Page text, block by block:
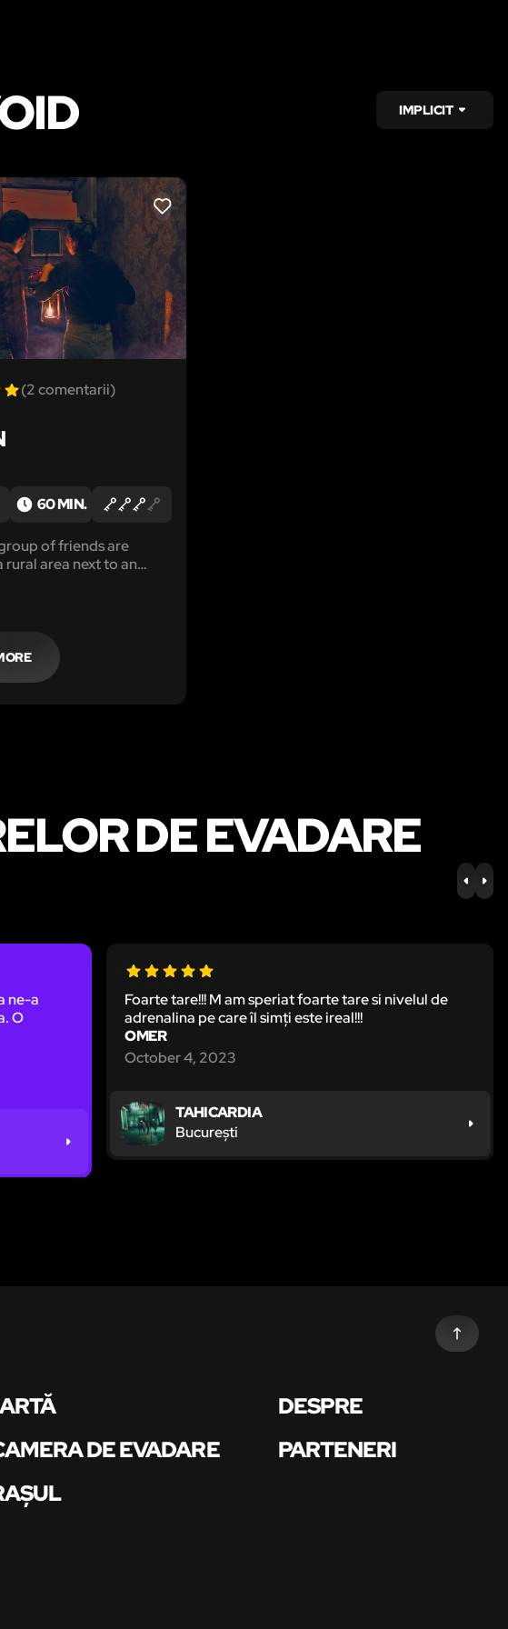
IMPLICIT
LIKE
(2 comentarii)
60 MIN.
of friends are
rural area next to an
DE EVADARE
PREV
ne-a
O
Foarte tare!!! M am speriat foarte tare si nivelul de
adrenalina pe care îl simți este ireal!!!
OMER
October 4, 2023
TAHICARDIA
București
DESPRE
DE EVADARE
PARTENERI